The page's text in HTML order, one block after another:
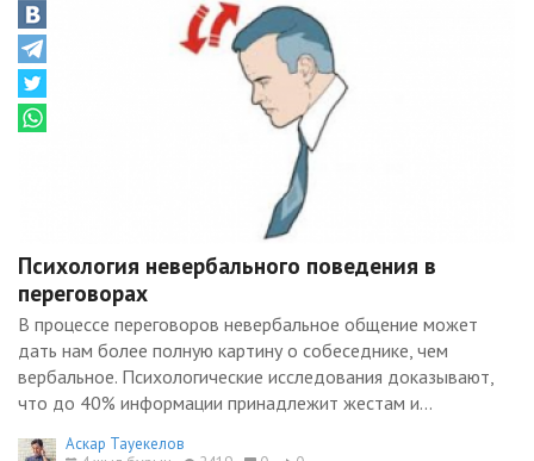
Психология невербального поведения в
переговорах
В процессе переговоров невербальное общение может
дать нам более полную картину о собеседнике, чем
вербальное. Психологические исследования доказывают,
что до 40% информации принадлежит жестам и...
Аскар Тауекелов